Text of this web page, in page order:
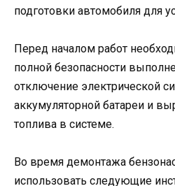
подготовки автомобиля для
Перед началом работ
полной безопасности
отключение электрической
аккумуляторной батареи и
топлива в системе.
Во время демонтажа
использовать следующие